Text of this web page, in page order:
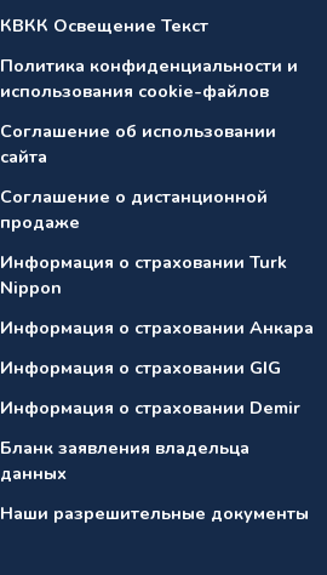
КВКК Освещение Текст
Политика конфиденциальности и
использования cookie-файлов
Соглашение об использовании
сайта
Соглашение о дистанционной
продаже
Информация о страховании Turk
Nippon
Информация о страховании Анкарa
Информация о страховании GIG
Информация о страховании Demir
Бланк заявления владельца
данных
Наши разрешительные документы